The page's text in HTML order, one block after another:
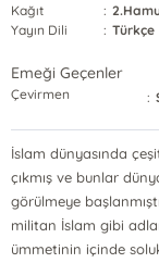
Kağıt
:
Yayın Dili
: Türkçe
Emeği Geçenler
Çevirmen :
İslam dünyasında
çıkmış ve bunlar
görülmeye
militan İslam gibi
ümmetinin içinde